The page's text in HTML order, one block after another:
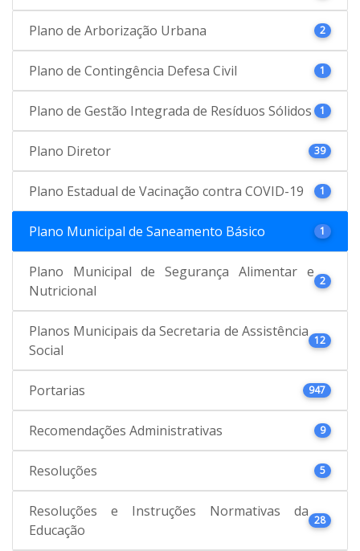
Plano de Arborização Urbana 2
Plano de Contingência Defesa Civil 1
Plano de Gestão Integrada de Resíduos Sólidos 1
Plano Diretor 39
Plano Estadual de Vacinação contra COVID-19 1
Plano Municipal de Saneamento Básico 1
Plano Municipal de Segurança Alimentar e
Nutricional
2
Planos Municipais da Secretaria de Assistência
Social
12
Portarias 947
Recomendações Administrativas 9
Resoluções 5
Resoluções e Instruções Normativas da
Educação
28